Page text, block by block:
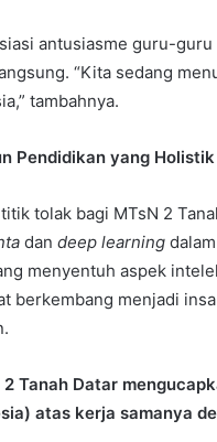
antusiasme guru-
“Kita sedang
tambahnya.
Pendidikan yang Holistik
tolak bagi MTsN 2
dan deep learning
menyentuh aspek
berkembang menjadi
2 Tanah Datar
atas kerja samanya